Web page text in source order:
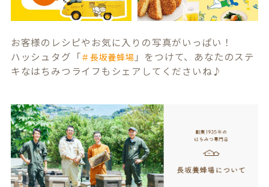
お客様のレシピやお気に入りの写真がいっぱい！
ハッシュタグ「＃長坂養蜂場 」をつけて、あなたのステ
キなはちみつライフもシェアしてくださいね♪